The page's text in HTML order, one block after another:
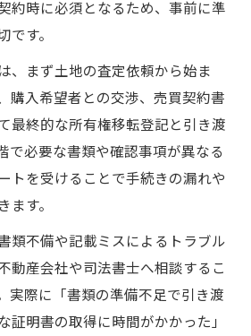
約時に必須となるため、事前に準
です。
、まず土地の査定依頼から始ま
購入希望者との交渉、売買契約書
最終的な所有権移転登記と引き渡
で必要な書類や確認事項が異なる
トを受けることで手続きの漏れや
ます。
類不備や記載ミスによるトラブル
動産会社や司法書士へ相談するこ
実際に「書類の準備不足で引き渡
証明書の取得に時間がかかった」